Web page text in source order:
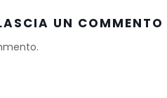
UN COMMENTO